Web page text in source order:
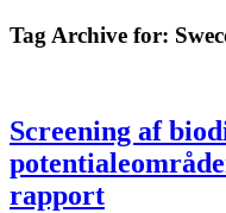
Tag Archive for:
Screening af
rapport